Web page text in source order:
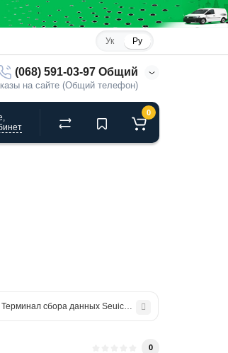
Ук Ру
(068) 591-03-97 Общий
на сайте (Общий телефон)
0
2 С2-А11Q4X3PSR
Терминал сбора данных Seuic CRUISE CGeP-
0